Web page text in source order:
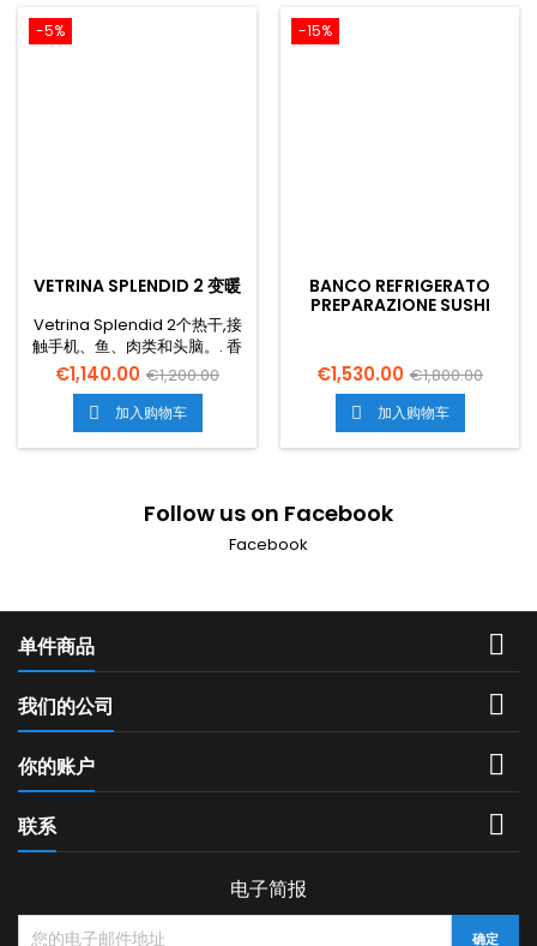
-5%
VETRINA SPLENDID 2 变暖
Vetrina Splendid 2个热干,接
触手机、鱼、肉类和头脑。. 香
蕉、气温、快速粮食和街头粮
食的流向。.
€1,140.00 €1,200.00
 加入购物车
-15%
BANCO REFRIGERATO
PREPARAZIONE SUSHI
€1,530.00 €1,800.00
 加入购物车
Follow us on Facebook
Facebook
单件商品 
我们的公司 
你的账户 
联系 
电子简报